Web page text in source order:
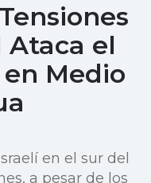
Ataca el
Medio
en el sur del
a pesar de los